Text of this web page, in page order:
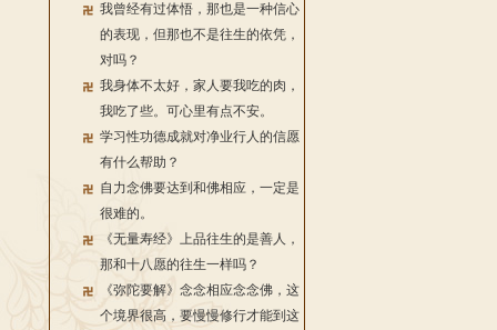
我曾经有过体悟，那也是一种信心
的表现，但那也不是往生的依凭，
对吗？
我身体不太好，家人要我吃的肉，
我吃了些。可心里有点不安。
学习性功德成就对净业行人的信愿
有什么帮助？
自力念佛要达到和佛相应，一定是
很难的。
《无量寿经》上品往生的是善人，
那和十八愿的往生一样吗？
《弥陀要解》念念相应念念佛，这
个境界很高，要慢慢修行才能到这